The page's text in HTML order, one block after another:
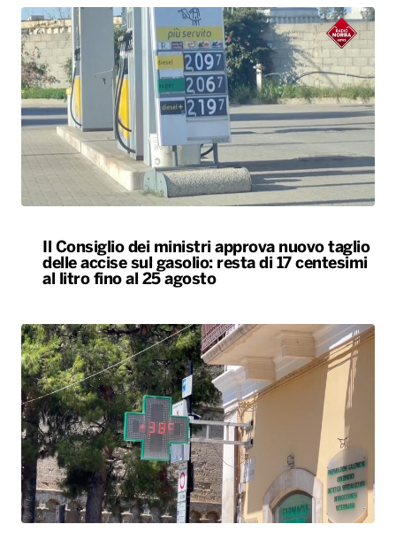
Il Consiglio dei ministri approva nuovo taglio
delle accise sul gasolio: resta di 17 centesimi
al litro fino al 25 agosto
L’Italia resta nella morsa del caldo. Oggi e
domani bollino rosso in 25 città, tra cui Bari